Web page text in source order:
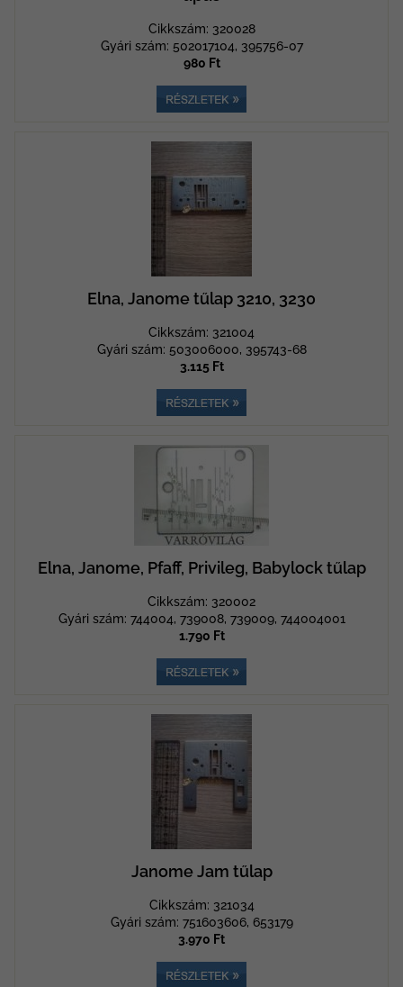
Cikkszám: 320028
Gyári szám: 502017104, 395756-07
980 Ft
Elna, Janome tűlap 3210, 3230
Cikkszám: 321004
Gyári szám: 503006000, 395743-68
3.115 Ft
Elna, Janome, Pfaff, Privileg, Babylock tűlap
Cikkszám: 320002
Gyári szám: 744004, 739008, 739009, 744004001
1.790 Ft
Janome Jam tűlap
Cikkszám: 321034
Gyári szám: 751603606, 653179
3.970 Ft